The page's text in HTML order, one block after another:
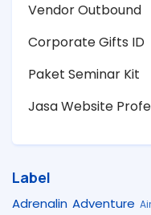
Vendor Outbound
Corporate Gifts ID
Paket Seminar Kit
Jasa Website
Label
Adrenalin Adventure